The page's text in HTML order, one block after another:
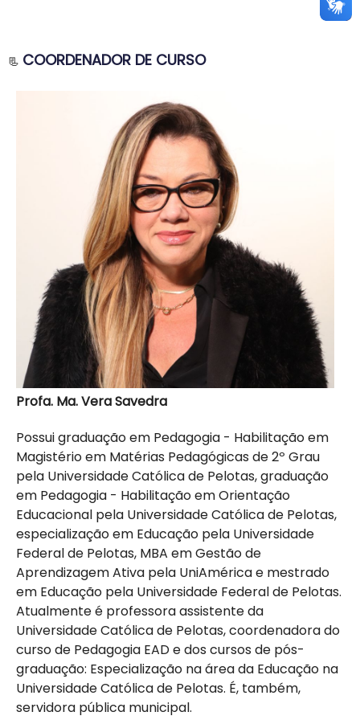
📃 COORDENADOR DE CURSO
Profa. Ma. Vera Savedra
Possui graduação em Pedagogia - Habilitação em
Magistério em Matérias Pedagógicas de 2º Grau
pela Universidade Católica de Pelotas, graduação
em Pedagogia - Habilitação em Orientação
Educacional pela Universidade Católica de Pelotas,
especialização em Educação pela Universidade
Federal de Pelotas, MBA em Gestão de
Aprendizagem Ativa pela UniAmérica e mestrado
em Educação pela Universidade Federal de Pelotas.
Atualmente é professora assistente da
Universidade Católica de Pelotas, coordenadora do
curso de Pedagogia EAD e dos cursos de pós-
graduação: Especialização na área da Educação na
Universidade Católica de Pelotas. É, também,
servidora pública municipal.